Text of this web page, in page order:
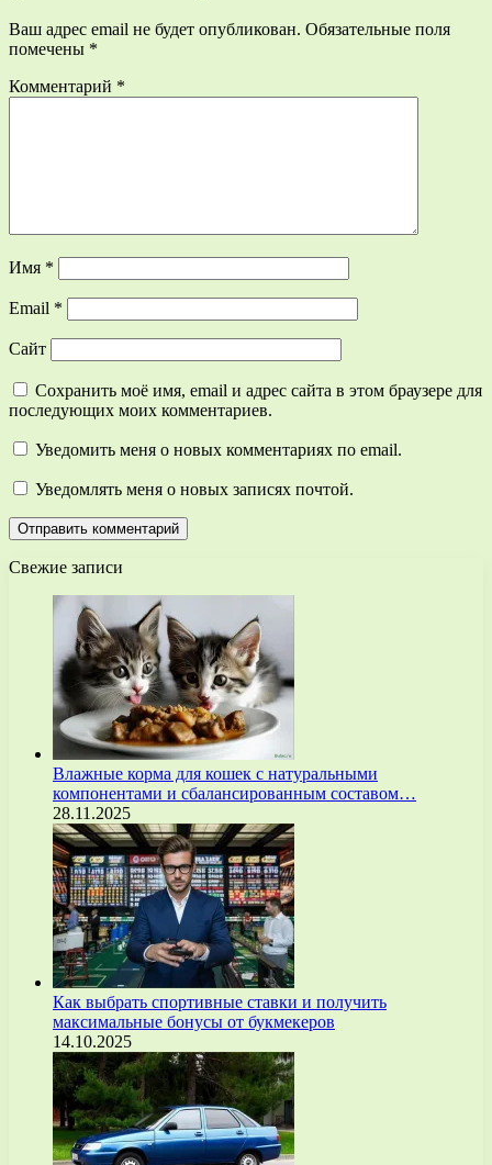
Ваш адрес email не будет опубликован. Обязательные поля
помечены *
Комментарий *
Имя *
Email *
Сайт
Сохранить моё имя, email и адрес сайта в этом браузере для
последующих моих комментариев.
Уведомить меня о новых комментариях по email.
Уведомлять меня о новых записях почтой.
Свежие записи
Влажные корма для кошек с натуральными
компонентами и сбалансированным составом…
28.11.2025
Как выбрать спортивные ставки и получить
максимальные бонусы от букмекеров
14.10.2025